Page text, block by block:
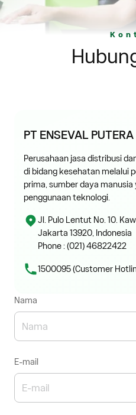
PT ENSEVAL
Perusahaan jasa distribusi
di bidang kesehatan melalui
prima, sumber daya
penggunaan teknologi.
Jl. Pulo Lentut No. 10.
Jakarta 13920, Indonesia
Phone : (021) 46822422
1500095 (Customer
Nama
E-mail